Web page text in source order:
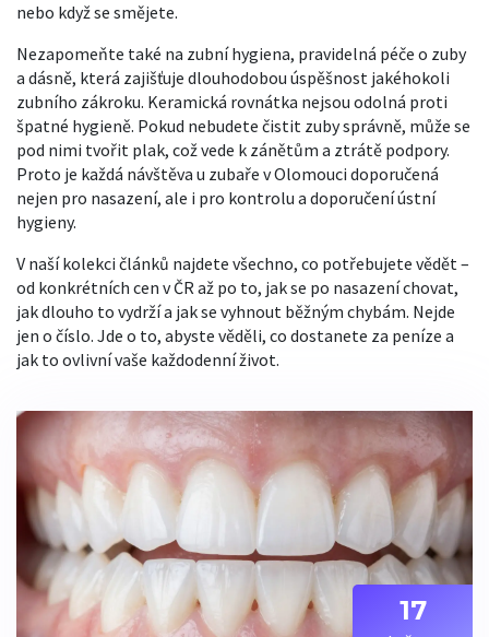
nebo když se smějete.
Nezapomeňte také na zubní hygiena, pravidelná péče o zuby
a dásně, která zajišťuje dlouhodobou úspěšnost jakéhokoli
zubního zákroku. Keramická rovnátka nejsou odolná proti
špatné hygieně. Pokud nebudete čistit zuby správně, může se
pod nimi tvořit plak, což vede k zánětům a ztrátě podpory.
Proto je každá návštěva u zubaře v Olomouci doporučená
nejen pro nasazení, ale i pro kontrolu a doporučení ústní
hygieny.
V naší kolekci článků najdete všechno, co potřebujete vědět –
od konkrétních cen v ČR až po to, jak se po nasazení chovat,
jak dlouho to vydrží a jak se vyhnout běžným chybám. Nejde
jen o číslo. Jde o to, abyste věděli, co dostanete za peníze a
jak to ovlivní vaše každodenní život.
17